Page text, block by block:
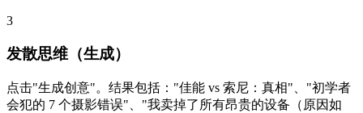
3
发散思维（生成）
点击"生成创意"。结果包括："佳能 vs 索尼：真相"、"初学者
会犯的 7 个摄影错误"、"我卖掉了所有昂贵的设备（原因如